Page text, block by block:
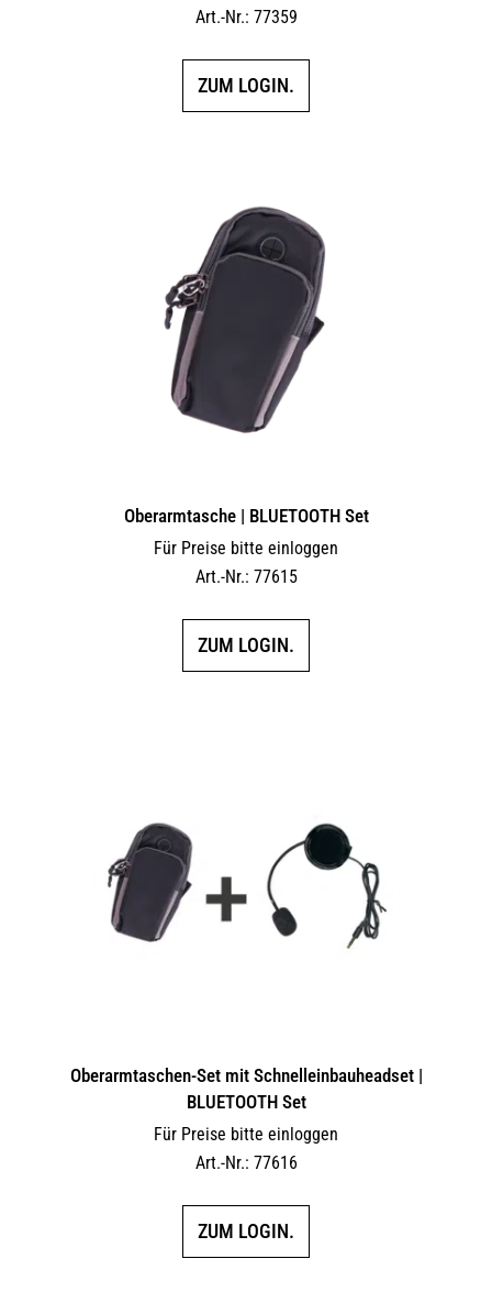
Art.-Nr.: 77359
ZUM LOGIN.
Oberarmtasche | BLUETOOTH Set
Für Preise bitte einloggen
Art.-Nr.: 77615
ZUM LOGIN.
Oberarmtaschen-Set mit Schnelleinbauheadset |
BLUETOOTH Set
Für Preise bitte einloggen
Art.-Nr.: 77616
ZUM LOGIN.